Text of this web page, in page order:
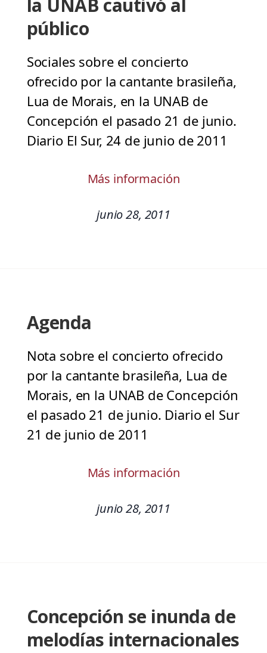
la UNAB cautivó al
público
Sociales sobre el concierto
ofrecido por la cantante brasileña,
Lua de Morais, en la UNAB de
Concepción el pasado 21 de junio.
Diario El Sur, 24 de junio de 2011
Más información
junio 28, 2011
Agenda
Nota sobre el concierto ofrecido
por la cantante brasileña, Lua de
Morais, en la UNAB de Concepción
el pasado 21 de junio. Diario el Sur
21 de junio de 2011
Más información
junio 28, 2011
Concepción se inunda de
melodías internacionales